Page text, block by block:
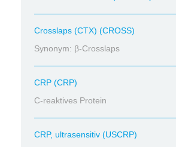
Crosslaps (CTX) (CROSS)
Synonym: β-Crosslaps
CRP (CRP)
C-reaktives Protein
CRP, ultrasensitiv (USCRP)